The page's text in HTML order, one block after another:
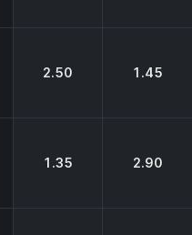
2.50 1.45
1.35 2.90